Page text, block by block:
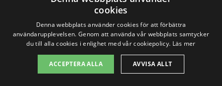
städer nära
Kristinehamn
cookies
Denna webbplats använder cookies för att förbättra
användarupplevelsen. Genom att använda vår webbplats samtycker
du till alla cookies i enlighet med vår cookiepolicy. Läs mer
ACCEPTERA ALLA AVVISA ALLT